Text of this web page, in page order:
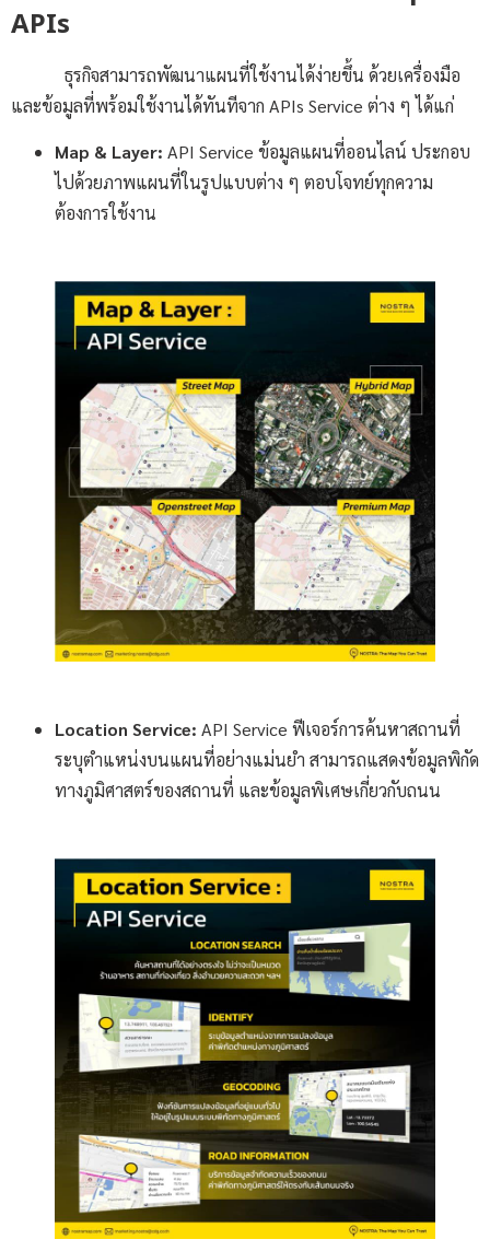
APIs
ธุรกิจสามารถพัฒนาแผนที่ใช้งานได้ง่ายขึ้น ด้วยเครื่องมือ
และข้อมูลที่พร้อมใช้งานได้ทันทีจาก APIs Service ต่าง ๆ ได้แก่
Map & Layer: API Service ข้อมูลแผนที่ออนไลน์ ประกอบ
ไปด้วยภาพแผนที่ในรูปแบบต่าง ๆ ตอบโจทย์ทุกความ
ต้องการใช้งาน
Location Service: API Service ฟีเจอร์การค้นหาสถานที่
ระบุตำแหน่งบนแผนที่อย่างแม่นยำ สามารถแสดงข้อมูลพิกัด
ทางภูมิศาสตร์ของสถานที่ และข้อมูลพิเศษเกี่ยวกับถนน